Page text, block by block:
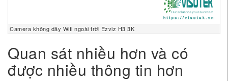
Camera không dây Wifi ngoài trời Ezviz H3 3K
Quan sát nhiều hơn và có
được nhiều thông tin hơn